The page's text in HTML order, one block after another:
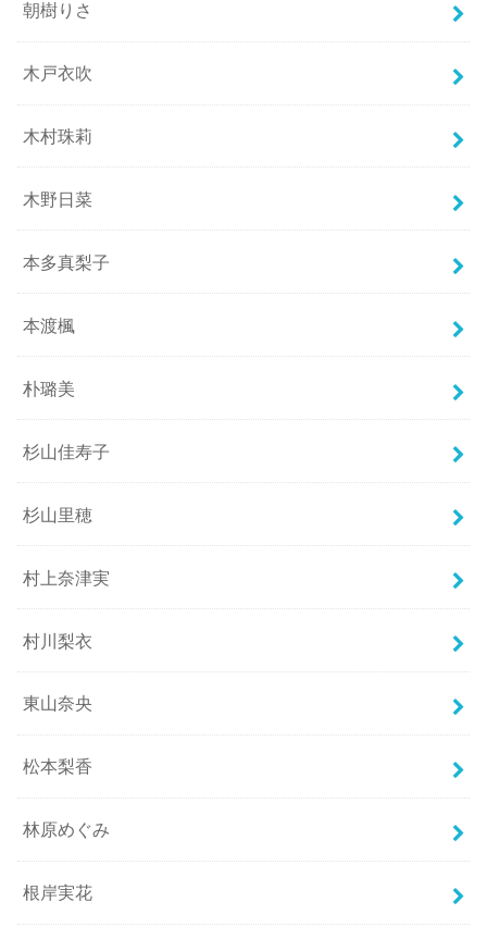
朝樹りさ
木戸衣吹
木村珠莉
木野日菜
本多真梨子
本渡楓
朴璐美
杉山佳寿子
杉山里穂
村上奈津実
村川梨衣
東山奈央
松本梨香
林原めぐみ
根岸実花